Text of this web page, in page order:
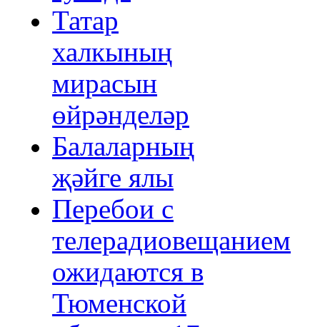
Татар
халкының
мирасын
өйрәнделәр
Балаларның
җәйге ялы
Перебои с
телерадиовещанием
ожидаются в
Тюменской